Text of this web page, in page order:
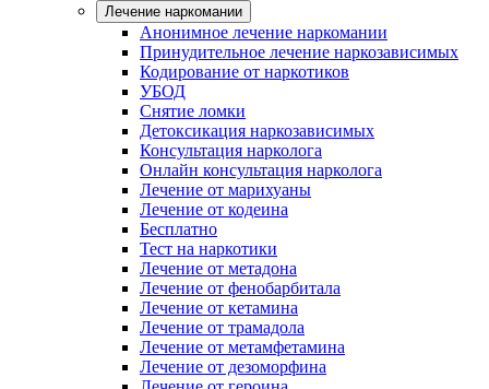
Лечение наркомании
Анонимное лечение наркомании
Принудительное лечение наркозависимых
Кодирование от наркотиков
УБОД
Снятие ломки
Детоксикация наркозависимых
Консультация нарколога
Онлайн консультация нарколога
Лечение от марихуаны
Лечение от кодеина
Бесплатно
Тест на наркотики
Лечение от метадона
Лечение от фенобарбитала
Лечение от кетамина
Лечение от трамадола
Лечение от метамфетамина
Лечение от дезоморфина